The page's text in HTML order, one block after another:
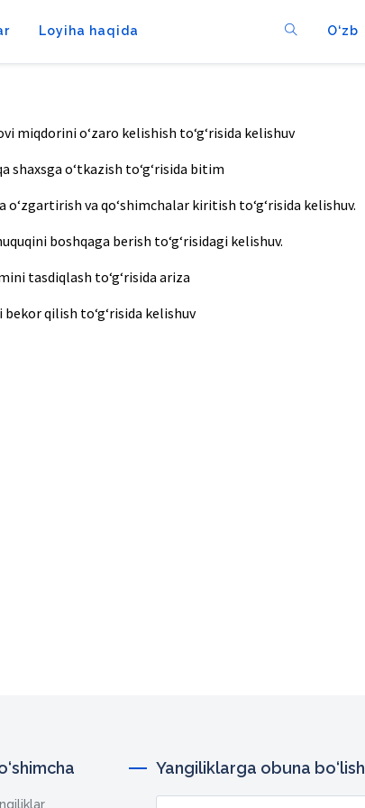
Loyiha haqida O‘zb
miqdorini o‘zaro kelishish to‘g‘risida kelishuv
shaxsga o‘tkazish to‘g‘risida bitim
o‘zgartirish va qo‘shimchalar kiritish to‘g‘risida kelishuv.
boshqaga berish to‘g‘risidagi kelishuv.
tasdiqlash toʻgʻrisida ariza
qilish toʻgʻrisida kelishuv
Yangiliklarga obuna bo‘lish